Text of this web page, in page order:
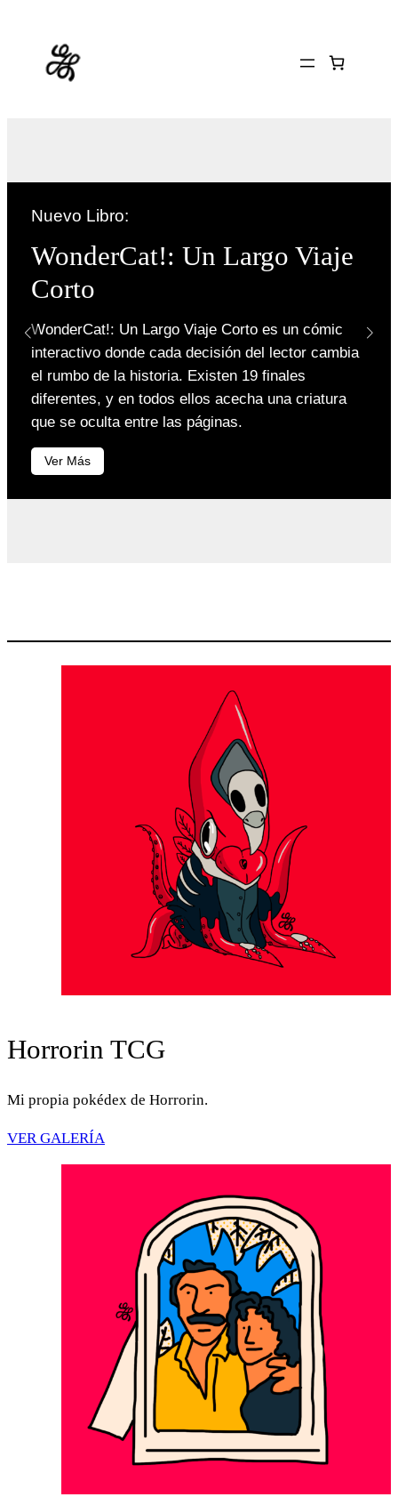
Nuevo Libro:
WonderCat!: Un Largo Viaje
Corto
WonderCat!: Un Largo Viaje Corto es un cómic
interactivo donde cada decisión del lector cambia
el rumbo de la historia. Existen 19 finales
diferentes, y en todos ellos acecha una criatura
que se oculta entre las páginas.
Ver Más
Horrorin TCG
Mi propia pokédex de Horrorin.
VER GALERÍA